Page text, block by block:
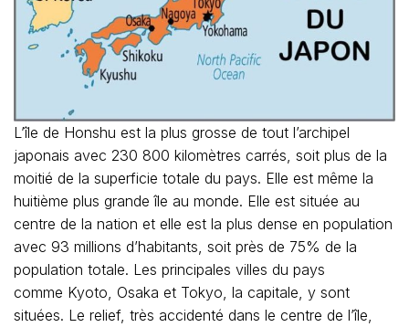
L’île de Honshu est la plus grosse de tout l’archipel
japonais avec 230 800 kilomètres carrés, soit plus de la
moitié de la superficie totale du pays. Elle est même la
huitième plus grande île au monde. Elle est située au
centre de la nation et elle est la plus dense en population
avec 93 millions d’habitants, soit près de 75% de la
population totale. Les principales villes du pays
comme Kyoto, Osaka et Tokyo, la capitale, y sont
situées. Le relief, très accidenté dans le centre de l’île,